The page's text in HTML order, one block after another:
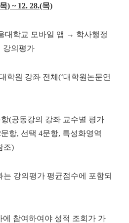
) ~ 12. 28.(목)
대학교 모바일 앱 → 학사행정
의평가
학원 강좌 전체(‘대학원논문연
(공동강의 강좌 교수별 평가
항, 선택 4문항, 특성화영역
조)
강의평가 평균점수에 포함되
에 참여하여야 성적 조회가 가